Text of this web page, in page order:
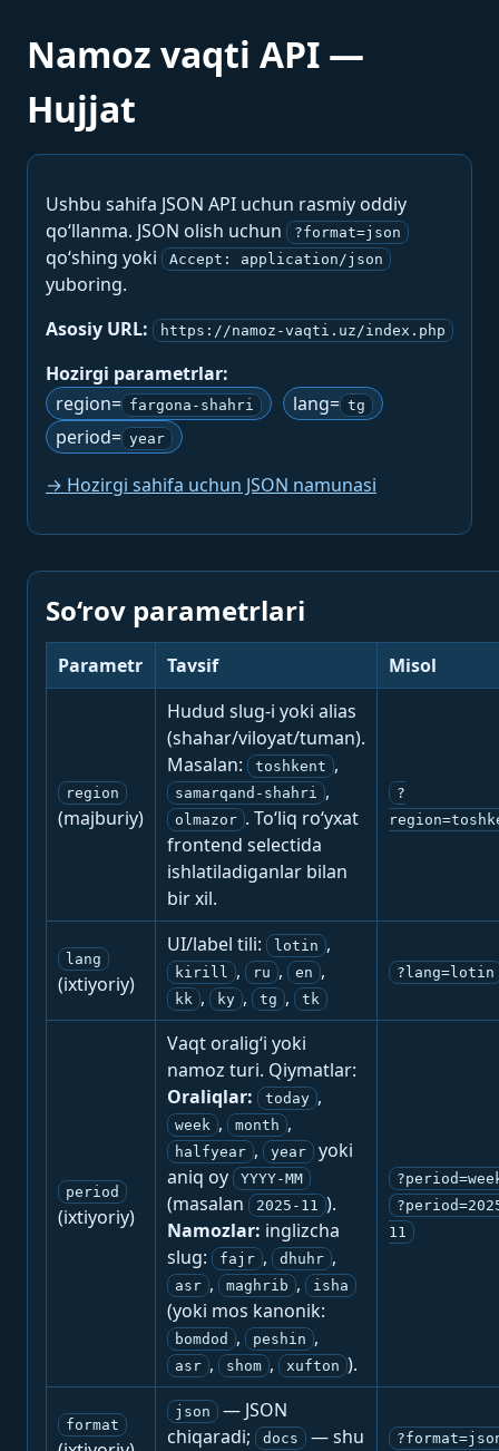
Namoz vaqti API —
Hujjat
Ushbu sahifa JSON API uchun rasmiy oddiy
qo‘llanma. JSON olish uchun
?format=json
qo‘shing yoki Accept: application/json
yuboring.
Asosiy URL:
https://namoz-vaqti.uz/index.php
Hozirgi parametrlar:
region= fargona-shahri lang= tg
period= year
→ Hozirgi sahifa uchun JSON namunasi
So‘rov parametrlari
Parametr Tavsif Misol
region
(majburiy)
Hudud slug-i yoki alias
(shahar/viloyat/tuman).
Masalan:
toshkent ,
samarqand-shahri ,
olmazor . To‘liq ro‘yxat
frontend selectida
ishlatiladiganlar bilan
bir xil.
?
lang
(ixtiyoriy)
UI/label tili: lotin ,
kirill , ru , en ,
kk , ky , tg , tk
?lang=lotin
period
(ixtiyoriy)
Vaqt oralig‘i yoki
namoz turi. Qiymatlar:
Oraliqlar:
today ,
week , month ,
halfyear , year
yoki
aniq oy
YYYY-MM
(masalan 2025-11 ).
Namozlar: inglizcha
slug:
fajr , dhuhr ,
asr , maghrib , isha
(yoki mos kanonik:
bomdod , peshin ,
asr , shom , xufton ).
11
format
json
— JSON
chiqaradi;
docs
— shu